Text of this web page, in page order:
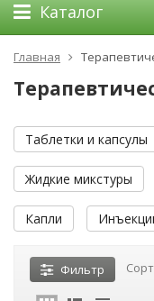
Каталог
Главная
Таблетки и капсулы
Жидкие микстуры
Капли
Фильтр